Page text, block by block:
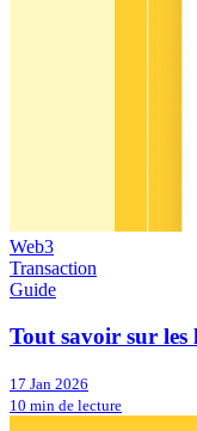
Web3
Transaction
Guide
Tout savoir sur les
17 Jan 2026
10 min de lecture